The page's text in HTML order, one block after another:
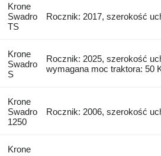
Krone
Swadro
TS
Rocznik: 2017, szerokość
Krone
Swadro
S
Rocznik: 2025, szerokość
wymagana moc traktora: 50
Krone
Swadro
1250
Rocznik: 2006, szerokość
Krone